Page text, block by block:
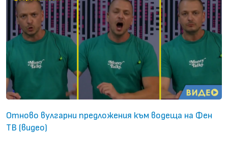
Отново вулгарни предложения към водеща на Фен
ТВ (видео)